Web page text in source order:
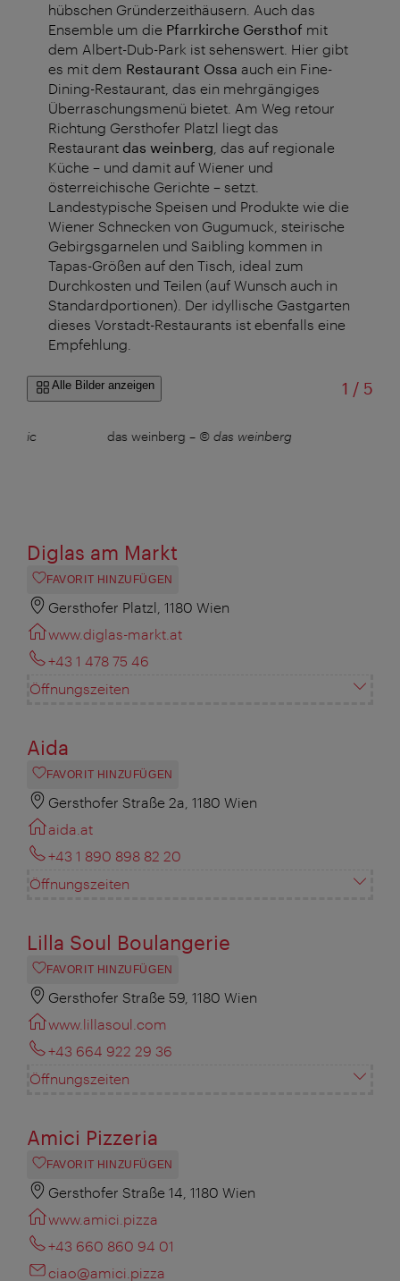
hübschen Gründerzeithäusern. Auch das
Ensemble um die Pfarrkirche Gersthof mit
dem Albert-Dub-Park ist sehenswert. Hier gibt
es mit dem Restaurant Ossa auch ein Fine-
Dining-Restaurant, das ein mehrgängiges
Überraschungsmenü bietet. Am Weg retour
Richtung Gersthofer Platzl liegt das
Restaurant das weinberg , das auf regionale
Küche – und damit auf Wiener und
österreichische Gerichte – setzt.
Landestypische Speisen und Produkte wie die
Wiener Schnecken von Gugumuck, steirische
Gebirgsgarnelen und Saibling kommen in
Tapas-Größen auf den Tisch, ideal zum
Durchkosten und Teilen (auf Wunsch auch in
Standardportionen). Der idyllische Gastgarten
dieses Vorstadt-Restaurants ist ebenfalls eine
Empfehlung.
Alle Bilder anzeigen 1 /von
5
Peric das weinberg – © das weinberg
Diglas am Markt
FAVORIT HINZUFÜGEN
Gersthofer Platzl, 1180 Wien
www.diglas-markt.at
+43 1 478 75 46
Öffnungszeiten
Aida
FAVORIT HINZUFÜGEN
Gersthofer Straße 2a, 1180 Wien
aida.at
+43 1 890 898 82 20
Öffnungszeiten
Lilla Soul Boulangerie
FAVORIT HINZUFÜGEN
Gersthofer Straße 59, 1180 Wien
www.lillasoul.com
+43 664 922 29 36
Öffnungszeiten
Amici Pizzeria
FAVORIT HINZUFÜGEN
Gersthofer Straße 14, 1180 Wien
www.amici.pizza
+43 660 860 94 01
ciao@amici.pizza